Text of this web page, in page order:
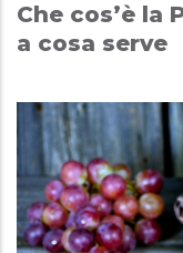
Che cos’è la
a cosa serve